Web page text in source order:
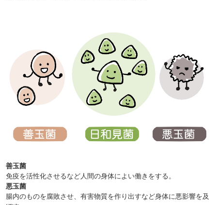
善玉菌
免疫を活性化させるなど人間の身体によい働きをする。
悪玉菌
腸内のものを腐敗させ、有害物質を作り出すなど身体に悪影響を及